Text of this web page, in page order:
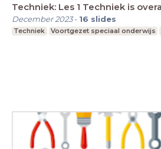
Techniek: Les 1 Techniek is
December 2023- 16 slides
Techniek Voortgezet speciaal onderwijs